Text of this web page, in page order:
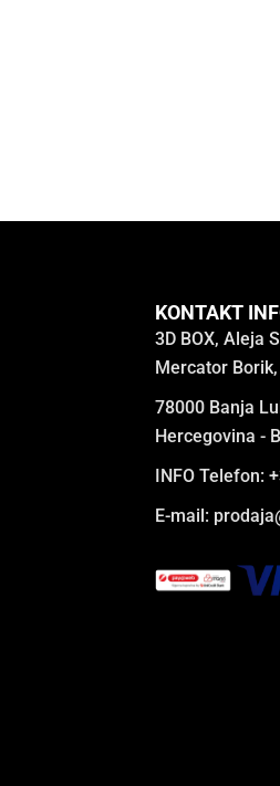
KONTAKT
3D BOX, Aleja
Mercator Borik,
78000 Banja
Hercegovina -
INFO Telefon:
E-mail: